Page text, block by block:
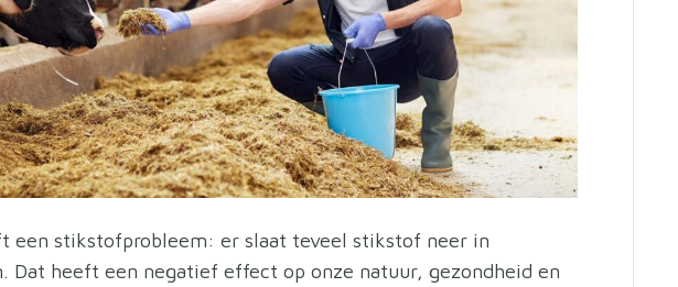
een stikstofprobleem: er slaat teveel stikstof neer in
Dat heeft een negatief effect op onze natuur, gezondheid en